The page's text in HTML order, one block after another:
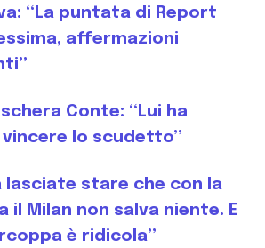
“La puntata di Report
affermazioni
Conte: “Lui ha
vincere lo scudetto”
lasciate stare che con la
il Milan non salva niente. E
è ridicola”